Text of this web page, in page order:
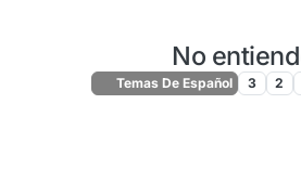
No
Temas De Español 3 2